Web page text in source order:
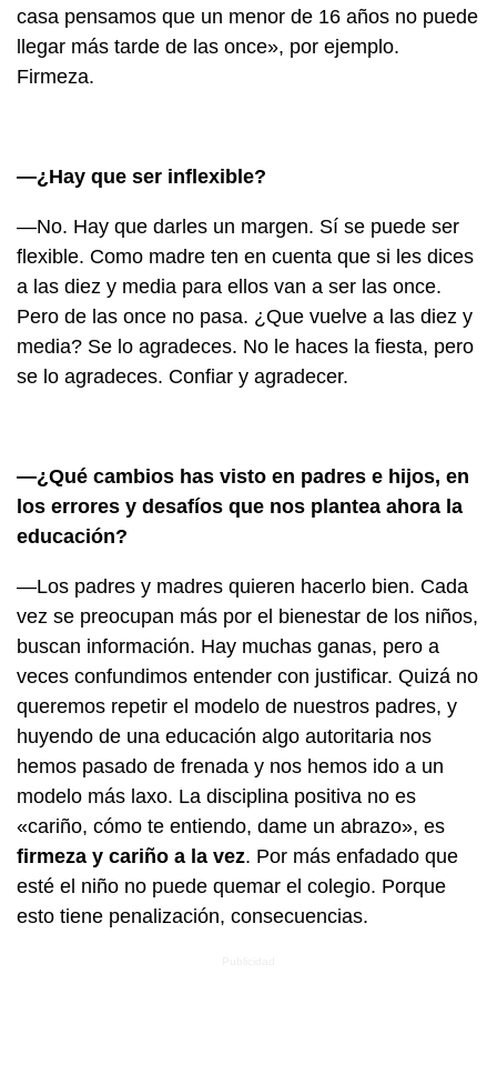
casa pensamos que un menor de 16 años no puede
llegar más tarde de las once», por ejemplo.
Firmeza.
—¿Hay que ser inflexible?
—No. Hay que darles un margen. Sí se puede ser
flexible. Como madre ten en cuenta que si les dices
a las diez y media para ellos van a ser las once.
Pero de las once no pasa. ¿Que vuelve a las diez y
media? Se lo agradeces. No le haces la fiesta, pero
se lo agradeces. Confiar y agradecer.
—¿Qué cambios has visto en padres e hijos, en
los errores y desafíos que nos plantea ahora la
educación?
—Los padres y madres quieren hacerlo bien. Cada
vez se preocupan más por el bienestar de los niños,
buscan información. Hay muchas ganas, pero a
veces confundimos entender con justificar. Quizá no
queremos repetir el modelo de nuestros padres, y
huyendo de una educación algo autoritaria nos
hemos pasado de frenada y nos hemos ido a un
modelo más laxo. La disciplina positiva no es
«cariño, cómo te entiendo, dame un abrazo», es
firmeza y cariño a la vez. Por más enfadado que
esté el niño no puede quemar el colegio. Porque
esto tiene penalización, consecuencias.